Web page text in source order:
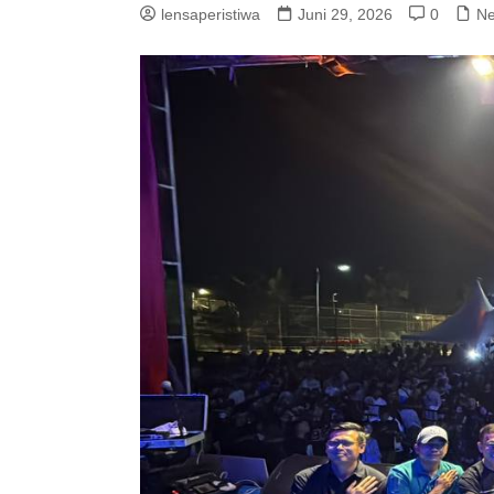
lensaperistiwa Juni 29, 2026 0